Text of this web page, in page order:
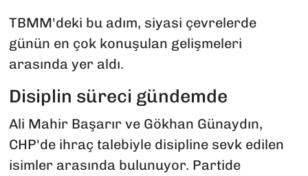
TBMM'deki bu adım, siyasi çevrelerde
günün en çok konuşulan gelişmeleri
arasında yer aldı.
Disiplin süreci gündemde
Ali Mahir Başarır ve Gökhan Günaydın,
CHP'de ihraç talebiyle disipline sevk edilen
isimler arasında bulunuyor. Partide